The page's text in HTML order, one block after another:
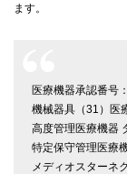
ます。
医療機器承認番号
機械器具（31）医
高度管理医療機器
特定保守管理医療
メディオスターネ